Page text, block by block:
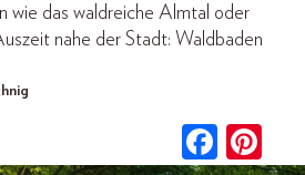
wie das waldreiche Almtal oder
nahe der Stadt: Waldbaden